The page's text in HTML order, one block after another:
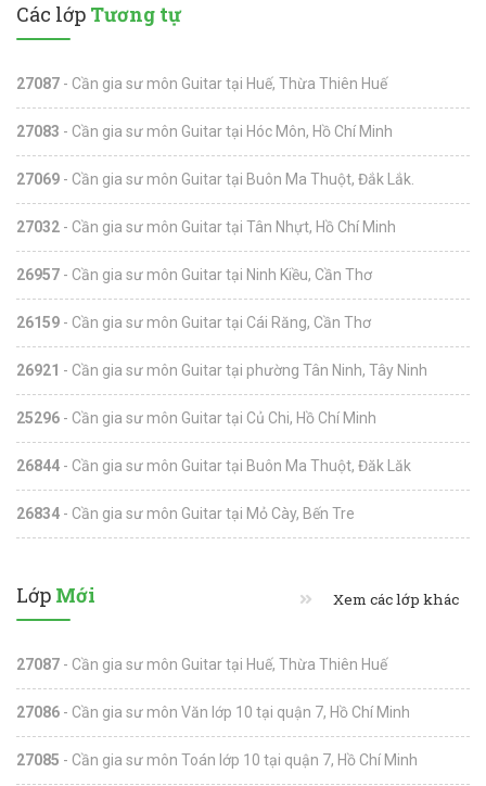
Các lớp Tương tự
27087 - Cần gia sư môn Guitar tại Huế, Thừa Thiên Huế
27083 - Cần gia sư môn Guitar tại Hóc Môn, Hồ Chí Minh
27069 - Cần gia sư môn Guitar tại Buôn Ma Thuột, Đắk Lắk.
27032 - Cần gia sư môn Guitar tại Tân Nhựt, Hồ Chí Minh
26957 - Cần gia sư môn Guitar tại Ninh Kiều, Cần Thơ
26159 - Cần gia sư môn Guitar tại Cái Răng, Cần Thơ
26921 - Cần gia sư môn Guitar tại phường Tân Ninh, Tây Ninh
25296 - Cần gia sư môn Guitar tại Củ Chi, Hồ Chí Minh
26844 - Cần gia sư môn Guitar tại Buôn Ma Thuột, Đăk Lăk
26834 - Cần gia sư môn Guitar tại Mỏ Cày, Bến Tre
Lớp Mới Xem các lớp khác
27087 - Cần gia sư môn Guitar tại Huế, Thừa Thiên Huế
27086 - Cần gia sư môn Văn lớp 10 tại quận 7, Hồ Chí Minh
27085 - Cần gia sư môn Toán lớp 10 tại quận 7, Hồ Chí Minh